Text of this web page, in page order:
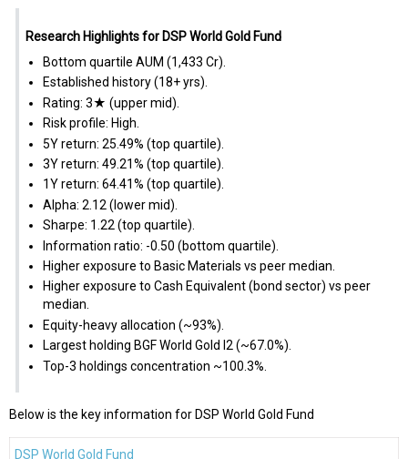
Research Highlights for DSP World Gold Fund
Bottom quartile AUM (₹1,433 Cr).
Established history (18+ yrs).
Rating: 3★ (upper mid).
Risk profile: High.
5Y return: 25.49% (top quartile).
3Y return: 49.21% (top quartile).
1Y return: 64.41% (top quartile).
Alpha: 2.12 (lower mid).
Sharpe: 1.22 (top quartile).
Information ratio: -0.50 (bottom quartile).
Higher exposure to Basic Materials vs peer median.
Higher exposure to Cash Equivalent (bond sector) vs peer
median.
Equity-heavy allocation (~93%).
Largest holding BGF World Gold I2 (~67.0%).
Top-3 holdings concentration ~100.3%.
Below is the key information for DSP World Gold Fund
DSP World Gold Fund